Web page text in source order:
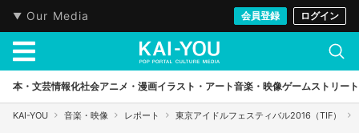
Our Media 会員登録 ログイン
本・文芸情報化社会アニメ・漫画イラスト・アート音楽・映像ゲームストリート
KAI-YOU 音楽・映像 レポート 東京アイドルフェスティバル2016（TIF）